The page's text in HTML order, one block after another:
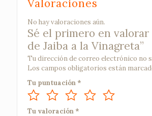
Valoraciones
No hay valoraciones aún.
Sé el primero en valorar
de Jaiba a la Vinagreta”
Tu dirección de correo electrónico no
Los campos obligatorios están
Tu puntuación *
Tu valoración *